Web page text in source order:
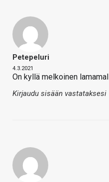
Petepeluri
4.3.2021
On kyllä melkoinen
Kirjaudu sisään vastataksesi